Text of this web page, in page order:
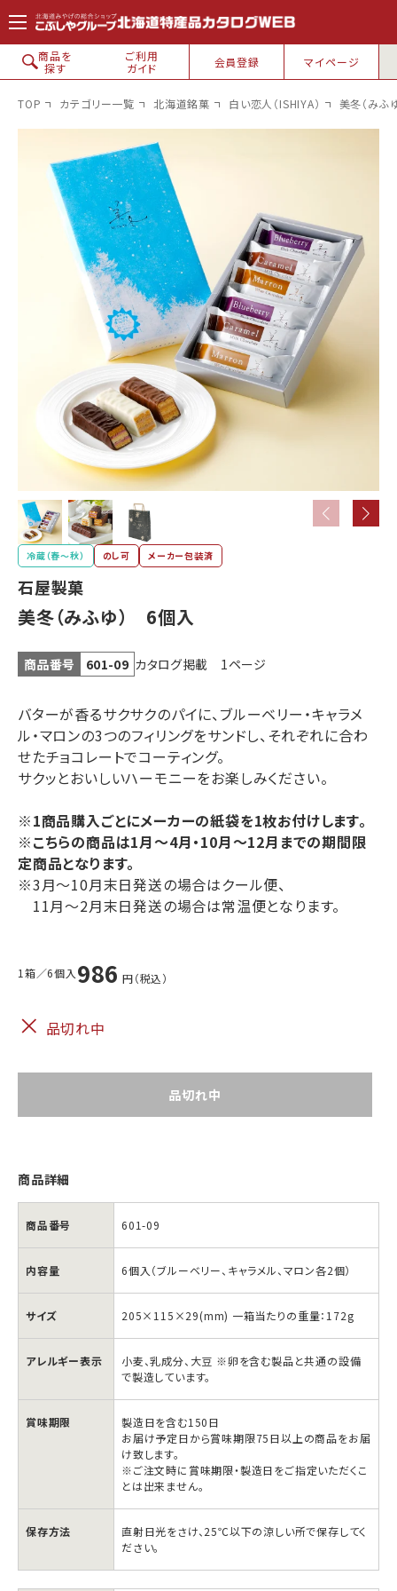
コンテン
ツに進
む
商品を
探す
ご利用
ガイド
会員登録 マイページ
北海道銘菓
白い恋人 六花亭 ロイズ
花畑牧場 カルビー
YOSHIMI
ホリ
北海道特産品
乳製品・
ラーメン スープカレー
北海道の
海産物
生珍味乾燥
肉製品
有料
ビニール袋
TOP カテゴリー一覧 北海道銘菓 白い恋人（ISHIYA） 美冬（み
冷蔵（春〜秋） のし可 メーカー包装済
石屋製菓
美冬（みふゆ） 6個入
商品番号 601-09 カタログ掲載 1ページ
バターが香るサクサクのパイに、ブルーベリー・キャラメ
ル・マロンの3つのフィリングをサンドし、それぞれに合わ
せたチョコレートでコーティング。
サクッとおいしいハーモニーをお楽しみください。
※1商品購入ごとにメーカーの紙袋を1枚お付けします。
※こちらの商品は1月～4月・10月～12月までの期間限
定商品となります。
※3月〜10月末日発送の場合はクール便、
11月〜2月末日発送の場合は常温便となります。
1箱／6個入 986 円（税込）
× 品切れ中
品切れ中
商品詳細
商品番号 601-09
内容量 6個入（ブルーベリー、キャラメル、マロン各2個）
サイズ 205×115×29(mm) 一箱当たりの重量：172g
アレルギー表示
小麦、乳成分、大豆 ※卵を含む製品と共通の設備
で製造しています。
賞味期限
製造日を含む150日
お届け予定日から賞味期限75日以上の商品をお届
け致します。
※ご注文時に賞味期限・製造日をご指定いただくこ
とは出来ません。
保存方法
直射日光をさけ、25℃以下の涼しい所で保存してく
ださい。